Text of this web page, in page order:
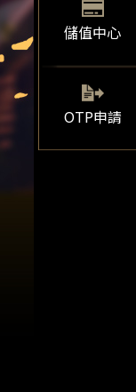
儲值中心
OTP申請